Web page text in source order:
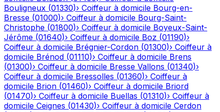
Bouligneux (01330)› Coiffeur à domicile Bourg-en-
Bresse (01000)› Coiffeur à domicile Bourg-Saint-
Christophe (01800)› Coiffeur à domicile Boyeux-Saint-
Jérôme (01640)› Coiffeur à domicile Boz (01190)›
Coiffeur à domicile Brégnier-Cordon (01300)› Coiffeur à
domicile Brénod (01110)› Coiffeur à domicile Brens
(01300)› Coiffeur à domicile Bresse Vallons (01340)›
Coiffeur à domicile Bressolles (01360)› Coiffeur à
domicile Brion (01460)› Coiffeur à domicile Briord
(01470)› Coiffeur à domicile Buellas (01310)› Coiffeur à
domicile Ceignes (01430)› Coiffeur à domicile Cerdon